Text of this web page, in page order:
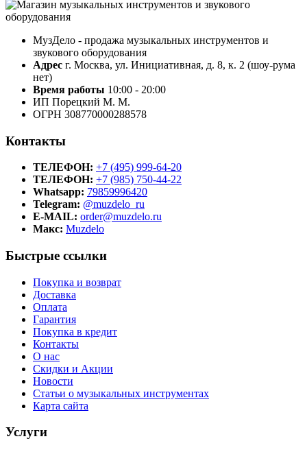
МузДело - продажа музыкальных инструментов и
звукового оборудования
Адрес г. Москва, ул. Инициативная, д. 8, к. 2 (шоу-рума
нет)
Время работы 10:00 - 20:00
ИП Порецкий М. М.
ОГРН 308770000288578
Контакты
ТЕЛЕФОН: +7 (495) 999-64-20
ТЕЛЕФОН: +7 (985) 750-44-22
Whatsapp: 79859996420
Telegram: @muzdelo_ru
E-MAIL: order@muzdelo.ru
Макс: Muzdelo
Быстрые ссылки
Покупка и возврат
Доставка
Оплата
Гарантия
Покупка в кредит
Контакты
О нас
Скидки и Акции
Новости
Статьи о музыкальных инструментах
Карта сайта
Услуги